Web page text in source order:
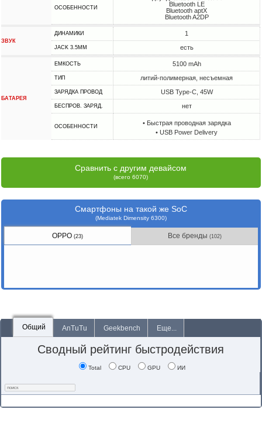
ОСОБЕННОСТИ
Bluetooth LE
Bluetooth aptX
Bluetooth A2DP
ЗВУК
ДИНАМИКИ 1
JACK 3.5MM есть
БАТАРЕЯ
ЕМКОСТЬ 5100 mAh
ТИП литий-полимерная, несъемная
ЗАРЯДКА ПРОВОД USB Type-C, 45W
БЕСПРОВ. ЗАРЯД. нет
ОСОБЕННОСТИ
• Быстрая проводная зарядка
• USB Power Delivery
Сравнить с другим девайсом
(всего 6070)
Смартфоны на такой же SoC
(Mediatek Dimensity 6300)
OPPO(23) Все бренды (102)
Общий AnTuTu Geekbench Еще...
Сводный рейтинг быстродействия
Total CPU GPU ИИ